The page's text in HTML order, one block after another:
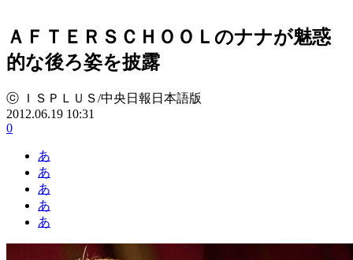
ＡＦＴＥＲＳＣＨＯＯＬのナナが魅惑
的な後ろ姿を披露
ⓒ ＩＳＰＬＵＳ/中央日報日本語版
2012.06.19 10:31
0
あ
あ
あ
あ
あ